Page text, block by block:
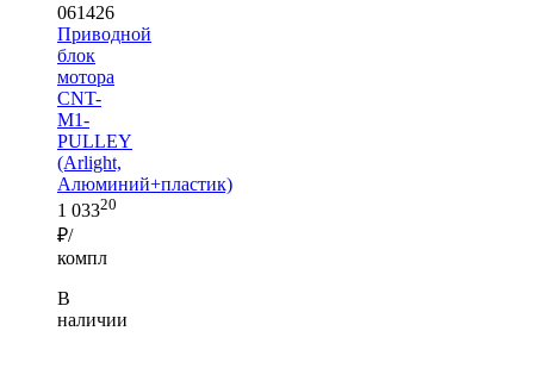
061426
Приводной
блок
мотора
CNT-
M1-
PULLEY
(Arlight,
Алюминий+пластик)
1 03320
₽/
компл
В
наличии